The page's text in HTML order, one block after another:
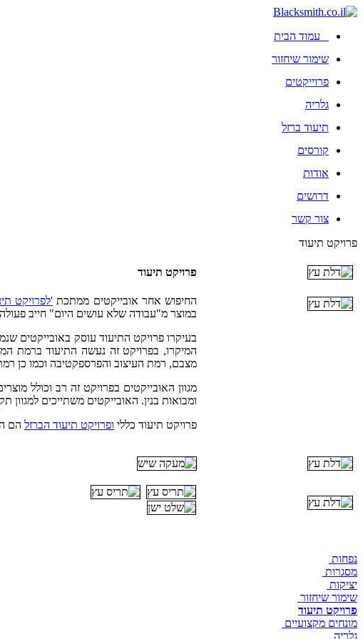
עמוד הבית
שימור שיחזור
פרוייקטים
גלריה
תיעוד ברזל
קורסים
אודות
דרושים
צור קשר
פרויקט תיעוד
פרויקט תיעוד
החיפוש אחר אובייקטים ממתכת'לפרויקט
במוצר מ"עבודה שלא עושים היום" חייב
בעיקרו פרויקט התיעוד עוסק באובייקטים
המיקרו, בפרויקט זה נעשה התיעוד ברמת
מצבם, רמת העיצוב והפרספקטיבה וכמו כן
מגוון האובייקטים בפרויקט זה רב וכולל
ומבואות בנין. האובייקטים משתייכים למגוון
פרויקט תיעוד כללי ופרויקט תיעוד הברזל הם
נפחות
מסגרות
יציקות
שימור שיחזור
פרויקט תיעוד
מונחים מקצועיים
גלריה